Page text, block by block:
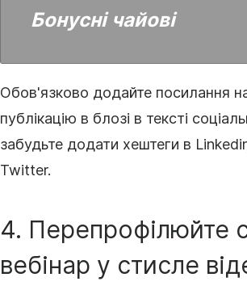
Бонусні чайові
Обов'язково додайте посилання
публікацію в блозі в тексті
забудьте додати хештеги в
Twitter.
4. Перепрофілюйте
вебінар у стисле